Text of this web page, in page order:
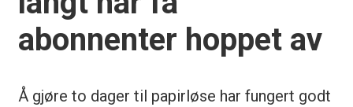
abonnenter hoppet av
Å gjøre to dager til papirløse har fungert godt